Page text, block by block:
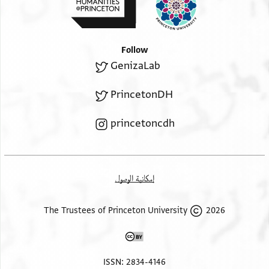
Follow
GenizaLab
PrincetonDH
princetoncdh
إمكانية الوصول
2026 The Trustees of Princeton University
ISSN: 2834-4146